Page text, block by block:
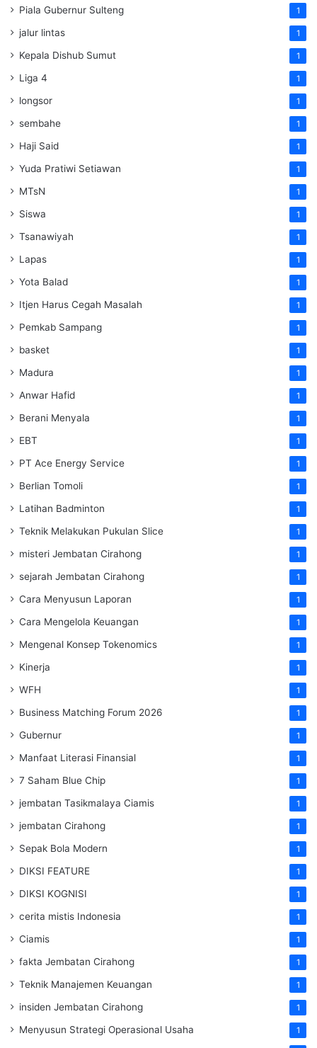
Piala Gubernur Sulteng 1
jalur lintas 1
Kepala Dishub Sumut 1
Liga 4 1
longsor 1
sembahe 1
Haji Said 1
Yuda Pratiwi Setiawan 1
MTsN 1
Siswa 1
Tsanawiyah 1
Lapas 1
Yota Balad 1
Itjen Harus Cegah Masalah 1
Pemkab Sampang 1
basket 1
Madura 1
Anwar Hafid 1
Berani Menyala 1
EBT 1
PT Ace Energy Service 1
Berlian Tomoli 1
Latihan Badminton 1
Teknik Melakukan Pukulan Slice 1
misteri Jembatan Cirahong 1
sejarah Jembatan Cirahong 1
Cara Menyusun Laporan 1
Cara Mengelola Keuangan 1
Mengenal Konsep Tokenomics 1
Kinerja 1
WFH 1
Business Matching Forum 2026 1
Gubernur 1
Manfaat Literasi Finansial 1
7 Saham Blue Chip 1
jembatan Tasikmalaya Ciamis 1
jembatan Cirahong 1
Sepak Bola Modern 1
DIKSI FEATURE 1
DIKSI KOGNISI 1
cerita mistis Indonesia 1
Ciamis 1
fakta Jembatan Cirahong 1
Teknik Manajemen Keuangan 1
insiden Jembatan Cirahong 1
Menyusun Strategi Operasional Usaha 1